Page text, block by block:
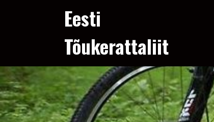
Eesti
Tõukerattaliit